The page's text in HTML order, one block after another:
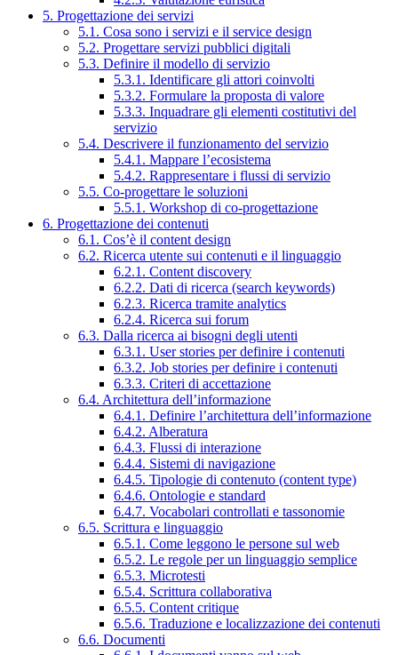
5. Progettazione dei servizi
5.1. Cosa sono i servizi e il service design
5.2. Progettare servizi pubblici digitali
5.3. Definire il modello di servizio
5.3.1. Identificare gli attori coinvolti
5.3.2. Formulare la proposta di valore
5.3.3. Inquadrare gli elementi costitutivi del
servizio
5.4. Descrivere il funzionamento del servizio
5.4.1. Mappare l’ecosistema
5.4.2. Rappresentare i flussi di servizio
5.5. Co-progettare le soluzioni
5.5.1. Workshop di co-progettazione
6. Progettazione dei contenuti
6.1. Cos’è il content design
6.2. Ricerca utente sui contenuti e il linguaggio
6.2.1. Content discovery
6.2.2. Dati di ricerca (search keywords)
6.2.3. Ricerca tramite analytics
6.2.4. Ricerca sui forum
6.3. Dalla ricerca ai bisogni degli utenti
6.3.1. User stories per definire i contenuti
6.3.2. Job stories per definire i contenuti
6.3.3. Criteri di accettazione
6.4. Architettura dell’informazione
6.4.1. Definire l’architettura dell’informazione
6.4.2. Alberatura
6.4.3. Flussi di interazione
6.4.4. Sistemi di navigazione
6.4.5. Tipologie di contenuto (content type)
6.4.6. Ontologie e standard
6.4.7. Vocabolari controllati e tassonomie
6.5. Scrittura e linguaggio
6.5.1. Come leggono le persone sul web
6.5.2. Le regole per un linguaggio semplice
6.5.3. Microtesti
6.5.4. Scrittura collaborativa
6.5.5. Content critique
6.5.6. Traduzione e localizzazione dei contenuti
6.6. Documenti